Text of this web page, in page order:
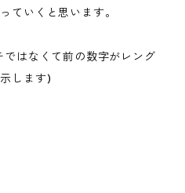
ていくと思います。
ではなくて前の数字がレング
します)